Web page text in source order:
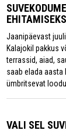
EHITAMISEKS
Jaanipäevast
Kalajokil pakkus
terrassid, aiad,
saab elada aasta
ümbritsevat
VALI SEL